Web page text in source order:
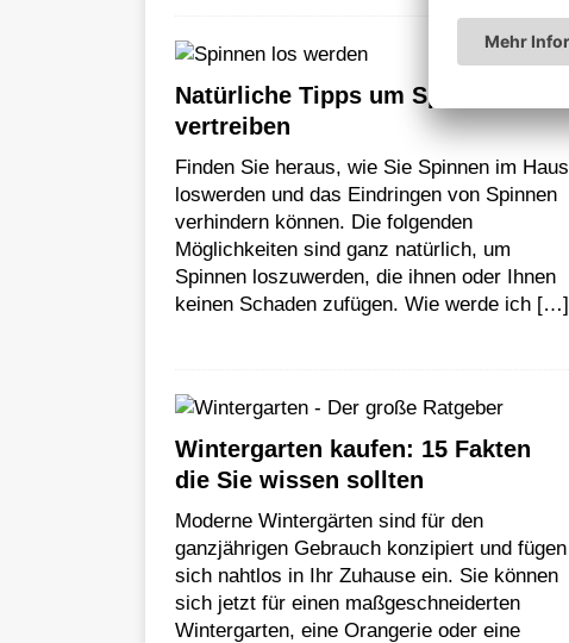
Natürliche Tipps um Spinnen zu
vertreiben
Finden Sie heraus, wie Sie Spinnen im Haus
loswerden und das Eindringen von Spinnen
verhindern können. Die folgenden
Möglichkeiten sind ganz natürlich, um
Spinnen loszuwerden, die ihnen oder Ihnen
keinen Schaden zufügen. Wie werde ich […]
Wintergarten kaufen: 15 Fakten
die Sie wissen sollten
Moderne Wintergärten sind für den
ganzjährigen Gebrauch konzipiert und fügen
sich nahtlos in Ihr Zuhause ein. Sie können
sich jetzt für einen maßgeschneiderten
Wintergarten, eine Orangerie oder eine